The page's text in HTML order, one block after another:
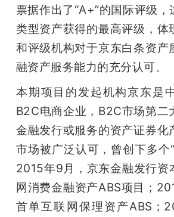
中
心
GAIR
专
票据作出了“A+”的国际评级，
类型资产获得的最高评级，体
和评级机构对于京东白条资产
融资产服务能力的充分认可。
本期项目的发起机构京东是
B2C电商企业，B2C市场第二
金融发行或服务的资产证券化
市场被广泛认可，曾创下多个
2015年9月，京东金融发行资
网消费金融资产ABS项目；
首单互联网保理资产ABS；